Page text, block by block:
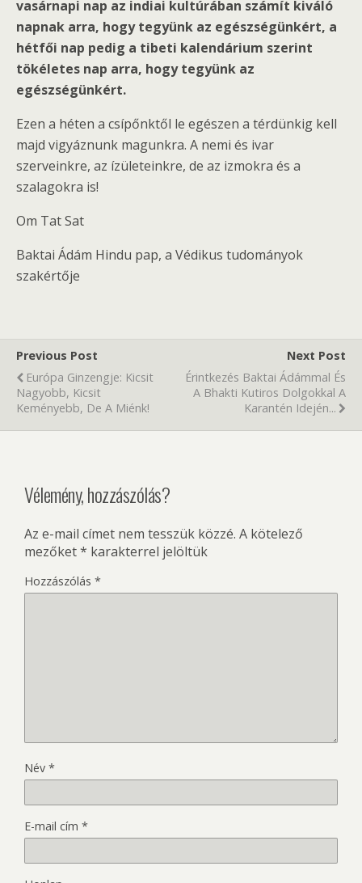
vasárnapi nap az indiai kultúrában számít kiváló
napnak arra, hogy tegyünk az egészségünkért, a
hétfői nap pedig a tibeti kalendárium szerint
tökéletes nap arra, hogy tegyünk az
egészségünkért.
Ezen a héten a csípőnktől le egészen a térdünkig kell
majd vigyáznunk magunkra. A nemi és ivar
szerveinkre, az ízületeinkre, de az izmokra és a
szalagokra is!
Om Tat Sat
Baktai Ádám Hindu pap, a Védikus tudományok
szakértője
Previous Post
Európa Ginzengje: Kicsit
Nagyobb, Kicsit
Keményebb, De A Miénk!
Next Post
Érintkezés Baktai Ádámmal És
A Bhakti Kutiros Dolgokkal A
Karantén Idején...
Vélemény, hozzászólás?
Az e-mail címet nem tesszük közzé. A kötelező
mezőket* karakterrel jelöltük
Hozzászólás *
Név *
E-mail cím *